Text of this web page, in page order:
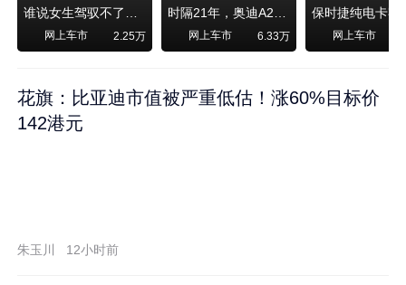
谁说女生驾驭不了大SUV？看我开问界M6驰骋坝上草原！
网上车市 2.25万
时隔21年，奥迪A2强势归来！
网上车市 6.33万 网上车市
花旗：比亚迪市值被严重低估！涨60%目标价
142港元
朱玉川 12小时前